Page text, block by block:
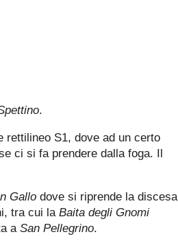
.
rettilineo S1, dove ad un certo
ci si fa prendere dalla foga. Il
Gallo dove si riprende la discesa
tra cui la Baita degli Gnomi
a San Pellegrino.